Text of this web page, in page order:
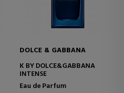
DOLCE & GABBANA
K BY DOLCE&GABBANA
INTENSE
Eau de Parfum